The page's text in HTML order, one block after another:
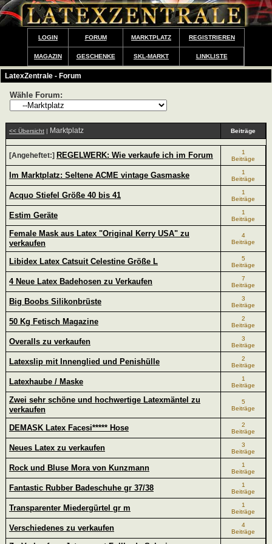
LOGIN FORUM MARKTPLATZ REGISTRIEREN
MAGAZIN GESCHENKE SKL-MARKT LINKLISTE
LatexZentrale - Forum
Wähle Forum:
<< Übersicht | Marktplatz Beiträge
[Angeheftet:] REGELWERK: Wie verkaufe ich im Forum
1
Beiträge
Im Marktplatz: Seltene ACME vintage Gasmaske
1
Beiträge
Acquo Stiefel Größe 40 bis 41
1
Beiträge
Estim Geräte
1
Beiträge
Female Mask aus Latex "Original Kerry USA" zu
verkaufen
4
Beiträge
Libidex Latex Catsuit Celestine Größe L
5
Beiträge
4 Neue Latex Badehosen zu Verkaufen
7
Beiträge
Big Boobs Silikonbrüste
3
Beiträge
50 Kg Fetisch Magazine
2
Beiträge
Overalls zu verkaufen
3
Beiträge
Latexslip mit Innenglied und Penishülle
2
Beiträge
Latexhaube / Maske
1
Beiträge
Zwei sehr schöne und hochwertige Latexmäntel zu
verkaufen
5
Beiträge
DEMASK Latex Facesi***** Hose
2
Beiträge
Neues Latex zu verkaufen
3
Beiträge
Rock und Bluse Mora von Kunzmann
1
Beiträge
Fantastic Rubber Badeschuhe gr 37/38
1
Beiträge
Transparenter Miedergürtel gr m
1
Beiträge
Verschiedenes zu verkaufen
4
Beiträge